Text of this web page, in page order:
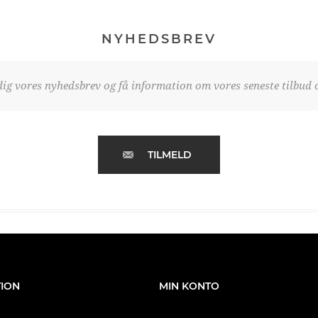
NYHEDSBREV
vores nyhedsbrev og få information om vores seneste tilbud
TILMELD
MIN KONTO